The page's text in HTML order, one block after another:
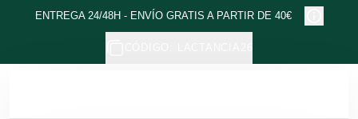
Ir al contenido principal
ENTREGA 24/48H - ENVÍO GRATIS A PARTIR DE 40€